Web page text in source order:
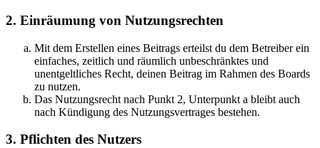
2. Einräumung von Nutzungsrechten
Mit dem Erstellen eines Beitrags erteilst du dem Betreiber ein
einfaches, zeitlich und räumlich unbeschränktes und
unentgeltliches Recht, deinen Beitrag im Rahmen des Boards
zu nutzen.
Das Nutzungsrecht nach Punkt 2, Unterpunkt a bleibt auch
nach Kündigung des Nutzungsvertrages bestehen.
3. Pflichten des Nutzers